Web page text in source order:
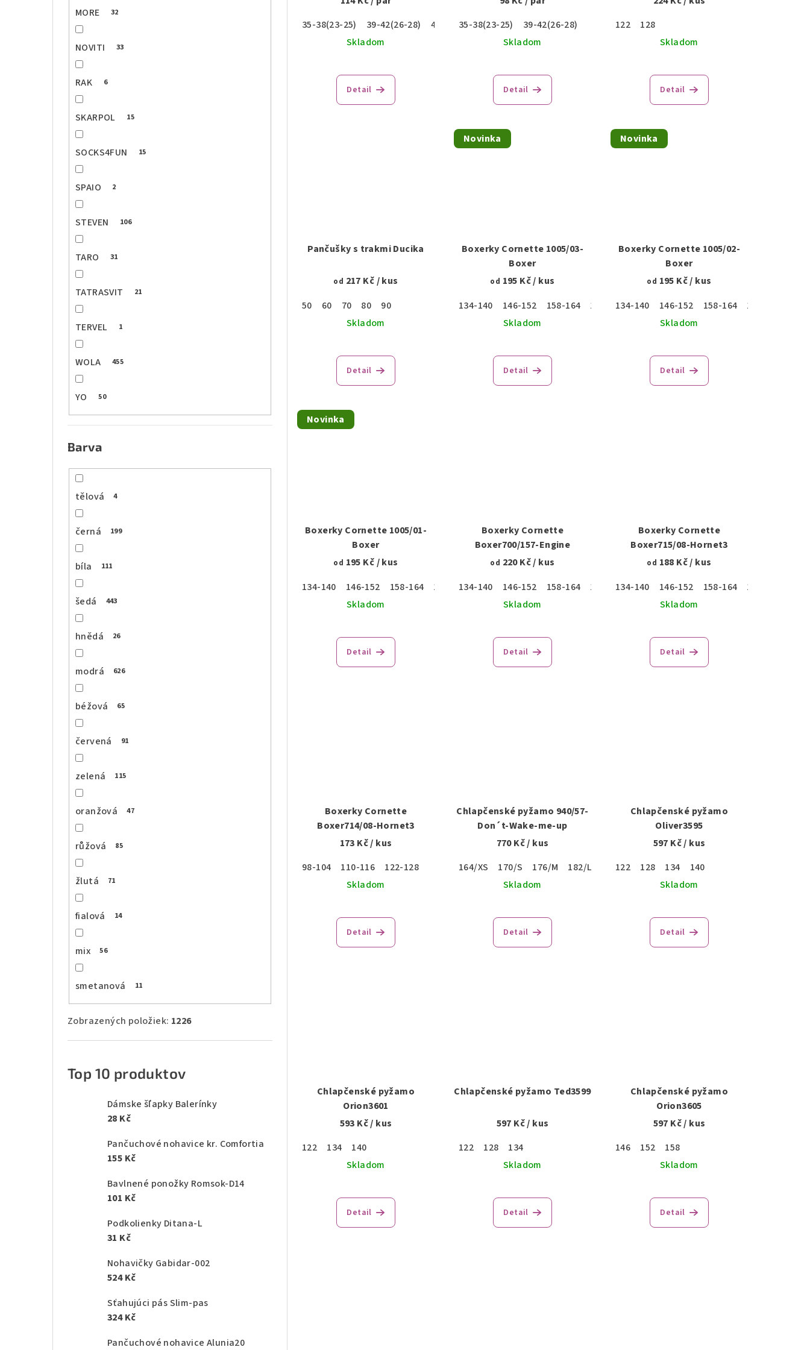
MORE 32
NOVITI 33
RAK 6
SKARPOL 15
SOCKS4FUN 15
SPAIO 2
STEVEN 106
TARO 31
TATRASVIT 21
TERVEL 1
WOLA 455
YO 50
Barva
tělová 4
černá 199
bíla 111
šedá 443
hnědá 26
modrá 626
béžová 65
červená 91
zelená 115
oranžová 47
růžová 85
žlutá 71
fialová 14
mix 56
smetanová 11
Zobrazených položiek: 1226
Top 10 produktov
Dámske šľapky Balerínky
28 Kč
Pančuchové nohavice kr. Comfortia
155 Kč
Bavlnené ponožky Romsok-D14
101 Kč
Podkolienky Ditana-L
31 Kč
Nohavičky Gabidar-002
524 Kč
Sťahujúci pás Slim-pas
324 Kč
Pančuchové nohavice Alunia20
d
d
35-38(23-25)
39-42(26-28)
43-46(29-31)
Skladom
Detail
35-38(23-25)
39-42(26-28)
Skladom
Detail
122
128
Skladom
Detail
Pančušky s trakmi Ducika
od 217 Kč/ kus
50
60 70 80
90
Skladom
Detail
Novinka
Boxerky Cornette 1005/03-
Boxer
od 195 Kč/ kus
134-140
146-152 158-164 170
176
Skladom
Detail
Novinka
Boxerky Cornette 1005/02-
Boxer
od 195 Kč/ kus
134-140
146-152 158-164 170
Skladom
Detail
Novinka
Boxerky Cornette 1005/01-
Boxer
od 195 Kč/ kus
134-140
146-152 158-164 170
176
Skladom
Detail
Boxerky Cornette
Boxer700/157-Engine
od 220 Kč/ kus
134-140
146-152 158-164 170
176
Skladom
Detail
Boxerky Cornette
Boxer715/08-Hornet3
od 188 Kč/ kus
134-140
146-152 158-164 170
Skladom
Detail
Boxerky Cornette
Boxer714/08-Hornet3
173 Kč/ kus
98-104
110-116
122-128
Skladom
Detail
Chlapčenské pyžamo 940/57-
Don´t-Wake-me-up
770 Kč/ kus
164/XS
170/S 176/M 182/L
188/L
Skladom
Detail
Chlapčenské pyžamo
Oliver3595
597 Kč/ kus
122
128 134
140
Skladom
Detail
Chlapčenské pyžamo
Orion3601
593 Kč/ kus
122
134
140
Skladom
Detail
Chlapčenské pyžamo Ted3599
597 Kč/ kus
122
128
134
Skladom
Detail
Chlapčenské pyžamo
Orion3605
597 Kč/ kus
146
152
158
Skladom
Detail